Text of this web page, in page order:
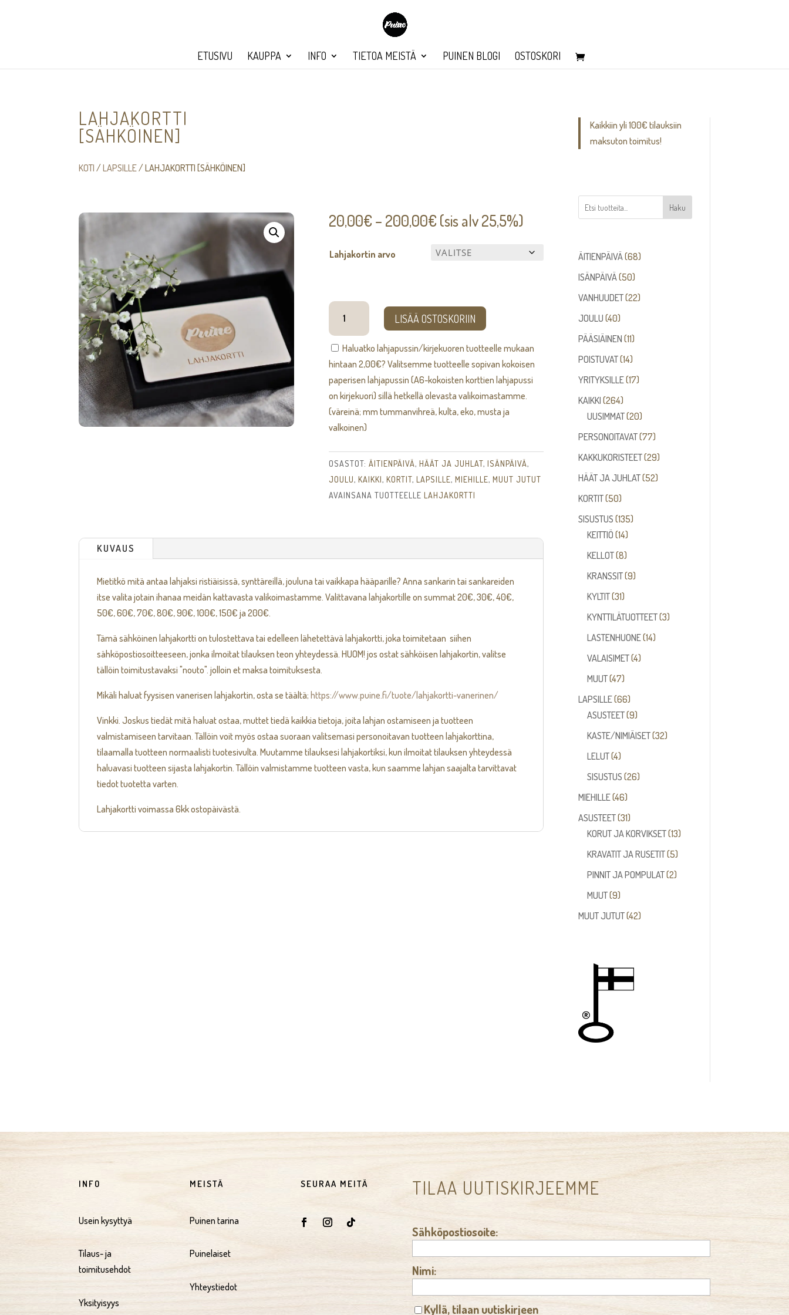
ETUSIVU KAUPPA INFO TIETOA MEISTÄ PUINEN BLOGI OSTOSKORI
LAHJAKORTTI
[SÄHKÖINEN]
KOTI /LAPSILLE/ LAHJAKORTTI [SÄHKÖINEN]
20,00€ – 200,00€Hintaluokka:
-
(sis alv 25,5%)
Lahjakortin arvo
Lahjakortti
[sähköinen]
LISÄÄ OSTOSKORIIN
Haluatko lahjapussin/kirjekuoren tuotteelle mukaan
hintaan 2,00€? Valitsemme tuotteelle sopivan kokoisen
paperisen lahjapussin (A6-kokoisten korttien lahjapussi
on kirjekuori) sillä hetkellä olevasta valikoimastamme.
(väreinä; mm tummanvihreä, kulta, eko, musta ja
valkoinen)
OSASTOT: ÄITIENPÄIVÄ, HÄÄT JA JUHLAT, ISÄNPÄIVÄ,
JOULU, KAIKKI, KORTIT, LAPSILLE, MIEHILLE, MUUT JUTUT
AVAINSANA TUOTTEELLE LAHJAKORTTI
KUVAUS
Mietitkö mitä antaa lahjaksi ristiäisissä, synttäreillä, jouluna tai vaikkapa hääparille? Anna sankarin tai sankareiden
itse valita jotain ihanaa meidän kattavasta valikoimastamme. Valittavana lahjakortille on summat 20€, 30€, 40€,
50€, 60€, 70€, 80€, 90€, 100€, 150€ ja 200€.
Tämä sähköinen lahjakortti on tulostettava tai edelleen lähetettävä lahjakortti, joka toimitetaan siihen
sähköpostiosoitteeseen, jonka ilmoitat tilauksen teon yhteydessä. HUOM! jos ostat sähköisen lahjakortin, valitse
tällöin toimitustavaksi "nouto". jolloin et maksa toimituksesta.
Mikäli haluat fyysisen vanerisen lahjakortin, osta se täältä; https://www.puine.fi/tuote/lahjakortti-vanerinen/
Vinkki. Joskus tiedät mitä haluat ostaa, muttet tiedä kaikkia tietoja, joita lahjan ostamiseen ja tuotteen
valmistamiseen tarvitaan. Tällöin voit myös ostaa suoraan valitsemasi personoitavan tuotteen lahjakorttina,
tilaamalla tuotteen normaalisti tuotesivulta. Muutamme tilauksesi lahjakortiksi, kun ilmoitat tilauksen yhteydessä
haluavasi tuotteen sijasta lahjakortin. Tällöin valmistamme tuotteen vasta, kun saamme lahjan saajalta tarvittavat
tiedot tuotetta varten.
Lahjakortti voimassa 6kk ostopäivästä.
Kaikkiin yli 100€ tilauksiin
maksuton toimitus!
Haku
ÄITIENPÄIVÄ 6868
ISÄNPÄIVÄ 5050
tuotetta
VANHUUDET 2222
JOULU 4040
tuotetta
PÄÄSIÄINEN 1111
tuotetta
POISTUVAT 1414
tuotetta
YRITYKSILLE 1717
KAIKKI 264264
tuotetta
UUSIMMAT 2020
tuotetta
PERSONOITAVAT 7777
tuotetta
KAKKUKORISTEET 2929
tuotetta
HÄÄT JA JUHLAT 5252
KORTIT 5050
tuotetta
SISUSTUS 135135
KEITTIÖ 1414
tuotetta
KELLOT 88
tuotetta
KRANSSIT 99
KYLTIT 3131
tuotetta
KYNTTILÄTUOTTEET 33
LASTENHUONE 1414
VALAISIMET 44
MUUT 4747
tuotetta
LAPSILLE 6666
tuotetta
ASUSTEET 99
tuotetta
KASTE/NIMIÄISET 3232
LELUT 44
tuotetta
SISUSTUS 2626
MIEHILLE 4646
tuotetta
ASUSTEET 3131
tuotetta
KORUT JA KORVIKSET 1313
KRAVATIT JA RUSETIT 55
tuotetta
PINNIT JA POMPULAT 22
MUUT 99
tuotetta
MUUT JUTUT 4242
INFO
Usein kysyttyä
Tilaus- ja
toimitusehdot
Yksityisyys
MEISTÄ
Puinen tarina
Puinelaiset
Yhteystiedot
SEURAA MEITÄ TILAA UUTISKIRJEEMME
Sähköpostiosoite:
Nimi:
Kyllä, tilaan uutiskirjeen